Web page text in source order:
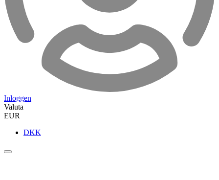
Inloggen
Valuta
EUR
DKK